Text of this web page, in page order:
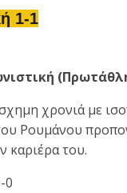
1-1
χρονιά με
Ρουμάνου
καριέρα του.
0